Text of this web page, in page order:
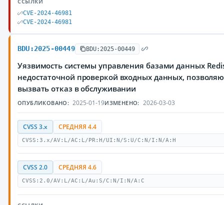
CVE-2024-46981
CVE-2024-46981
BDU:2025-00449 BDU:2025-00449
Уязвимость системы управления базами данных
недостаточной проверкой входных данных,
вызвать отказ в обслуживании
ОПУБЛИКОВАНО: 2025-01-19ИЗМЕНЕНО: 2026-03-03
CVSS 3.x СРЕДНЯЯ 4.4
CVSS:3.x/AV:L/AC:L/PR:H/UI:N/S:U/C:N/I:N/A:H
CVSS 2.0 СРЕДНЯЯ 4.6
CVSS:2.0/AV:L/AC:L/Au:S/C:N/I:N/A:C